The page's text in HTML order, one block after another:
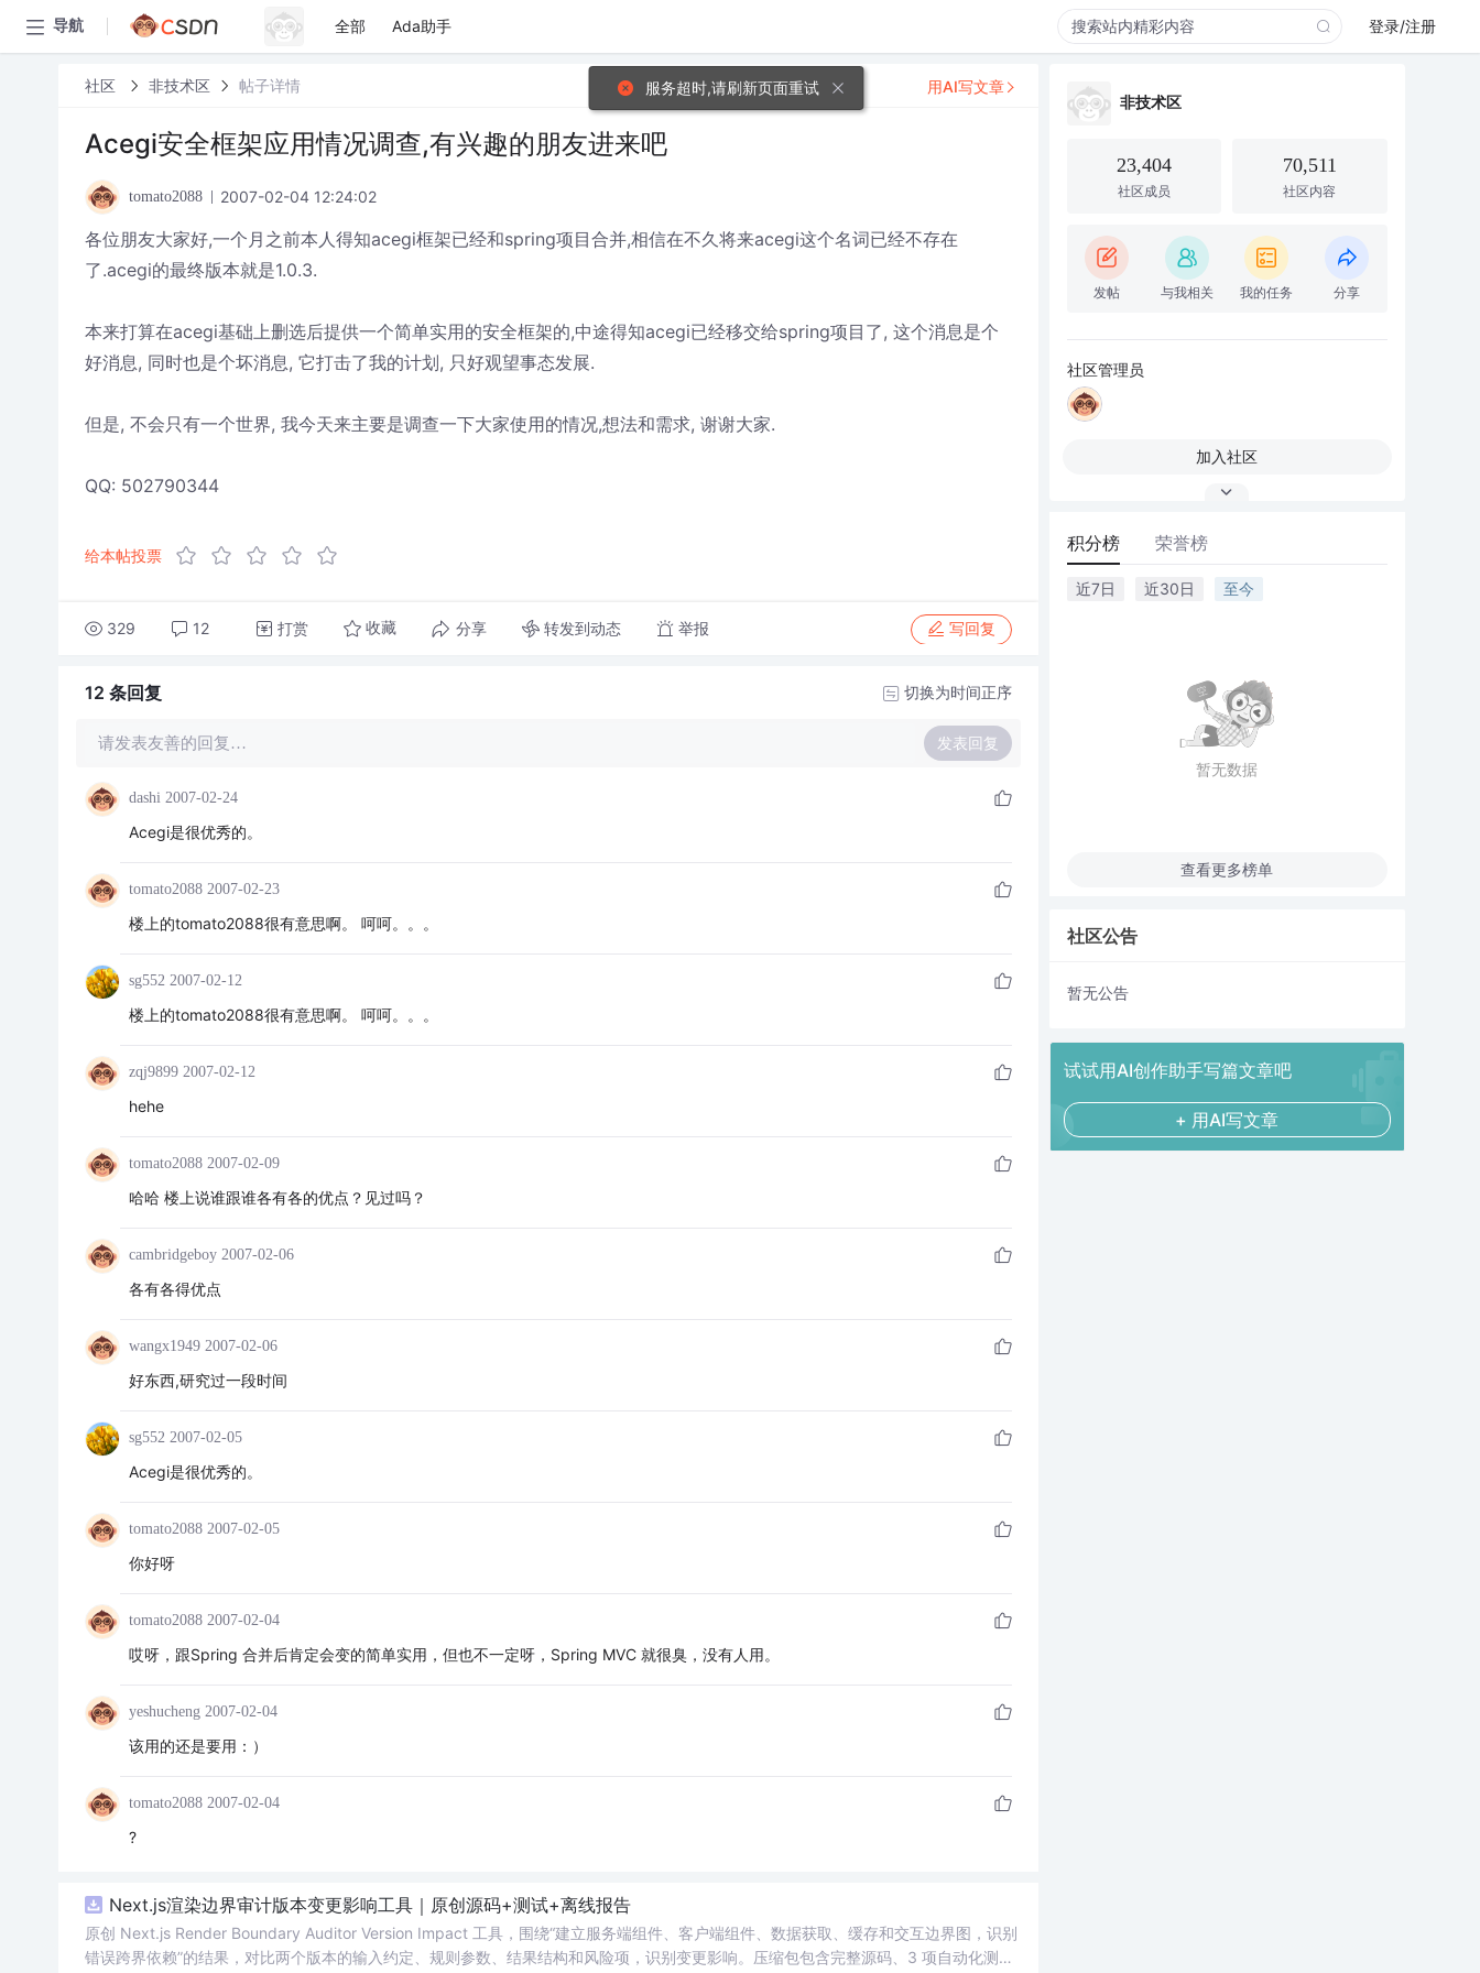
导航 全部 Ada助手 登录/注册
社区 非技术区 帖子详情
Acegi安全框架应用情况调查,有兴趣的朋友进来吧
tomato2088 2007-02-04 12:24:02
各位朋友大家好,一个月之前本人得知acegi框架已经和spring项目合并,相信在不久将来acegi这个名词已经不存在
了.acegi的最终版本就是1.0.3.
本来打算在acegi基础上删选后提供一个简单实用的安全框架的,中途得知acegi已经移交给spring项目了, 这个消息是个
好消息, 同时也是个坏消息, 它打击了我的计划, 只好观望事态发展.
但是, 不会只有一个世界, 我今天来主要是调查一下大家使用的情况,想法和需求, 谢谢大家.
QQ: 502790344
给本帖投票
329 12 打赏 收藏 分享 转发到动态 举报 写回复
用AI写文章
12 条回复 切换为时间正序
请发表友善的回复… 发表回复
dashi 2007-02-24
Acegi是很优秀的。
tomato2088 2007-02-23
楼上的tomato2088很有意思啊。 呵呵。。。
sg552 2007-02-12
楼上的tomato2088很有意思啊。 呵呵。。。
zqj9899 2007-02-12
hehe
tomato2088 2007-02-09
哈哈 楼上说谁跟谁各有各的优点？见过吗？
cambridgeboy 2007-02-06
各有各得优点
wangx1949 2007-02-06
好东西,研究过一段时间
sg552 2007-02-05
Acegi是很优秀的。
tomato2088 2007-02-05
你好呀
tomato2088 2007-02-04
哎呀，跟Spring 合并后肯定会变的简单实用，但也不一定呀，Spring MVC 就很臭，没有人用。
yeshucheng 2007-02-04
该用的还是要用：）
tomato2088 2007-02-04
?
Next.js渲染边界审计版本变更影响工具｜原创源码+测试+离线报告
原创 Next.js Render Boundary Auditor Version Impact 工具，围绕“建立服务端组件、客户端组件、数据获取、缓存和交互边界图，识别
错误跨界依赖”的结果，对比两个版本的输入约定、规则参数、结果结构和风险项，识别变更影响。压缩包包含完整源码、3 项自动化测
非技术区
23,404
社区成员
70,511
社区内容
发帖 与我相关 我的任务 分享
社区管理员
加入社区
积分榜 荣誉榜
近7日 近30日 至今
暂无数据
查看更多榜单
社区公告
暂无公告
试试用AI创作助手写篇文章吧
+ 用AI写文章
服务超时,请刷新页面重试